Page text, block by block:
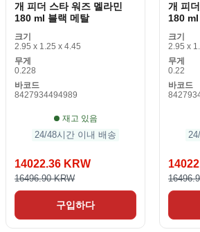
개 피더 스타 워즈 멜라민
180 ml 블랙 메탈
크기
2.95 x 1.25 x 4.45
무게
0.228
바코드
8427934494989
재고 있음
24/48시간 이내 배송
14022.36 KRW
16496.90 KRW
구입하다
개 피
180
크기
2.95 x
무게
0.22
바코드